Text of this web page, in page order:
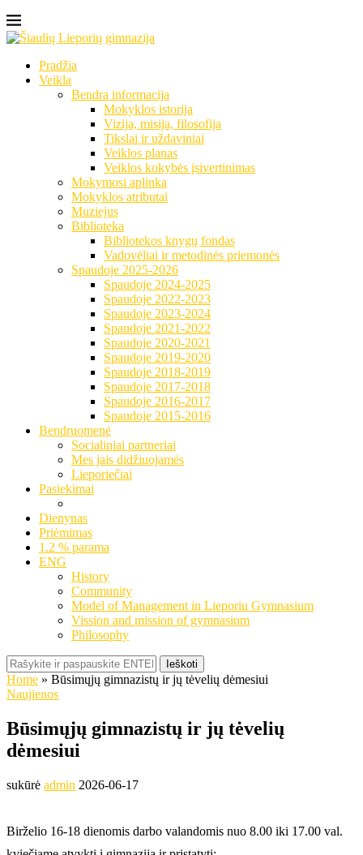
Pradžia
Veikla
Bendra informacija
Mokyklos istorija
Vizija, misija, filosofija
Tikslai ir uždaviniai
Veiklos planas
Veiklos kokybės įsivertinimas
Mokymosi aplinka
Mokyklos atributai
Muziejus
Biblioteka
Bibliotekos knygų fondas
Vadovėliai ir metodinės priemonės
Spaudoje 2025-2026
Spaudoje 2024-2025
Spaudoje 2022-2023
Spaudoje 2023-2024
Spaudoje 2021-2022
Spaudoje 2020-2021
Spaudoje 2019-2020
Spaudoje 2018-2019
Spaudoje 2017-2018
Spaudoje 2016-2017
Spaudoje 2015-2016
Bendruomenė
Socialiniai partneriai
Mes jais didžiuojamės
Lieporiečiai
Pasiekimai
Dienynas
Priėmimas
1.2 % parama
ENG
History
Community
Model of Management in Lieporiu Gymnasium
Vission and mission of gymnasium
Philosophy
Ieškoti
Home » Būsimųjų gimnazistų ir jų tėvelių dėmesiui
Naujienos
Būsimųjų gimnazistų ir jų tėvelių
dėmesiui
sukūrė admin 2026-06-17
Birželio 16-18 dienomis darbo valandomis nuo 8.00 iki 17.00 val.